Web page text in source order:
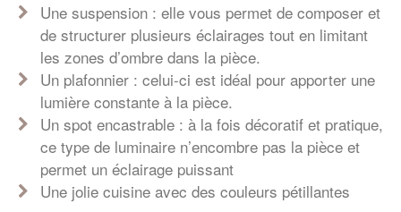
Une suspension : elle vous permet de composer et
de structurer plusieurs éclairages tout en limitant
les zones d’ombre dans la pièce.
Un plafonnier : celui-ci est idéal pour apporter une
lumière constante à la pièce.
Un spot encastrable : à la fois décoratif et pratique,
ce type de luminaire n’encombre pas la pièce et
permet un éclairage puissant
Une jolie cuisine avec des couleurs pétillantes